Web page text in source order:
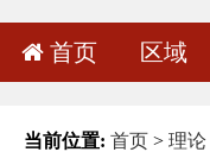
首页 区域
当前位置: 首页 > 理论